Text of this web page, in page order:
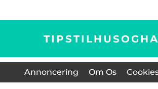
Annoncering Om Os